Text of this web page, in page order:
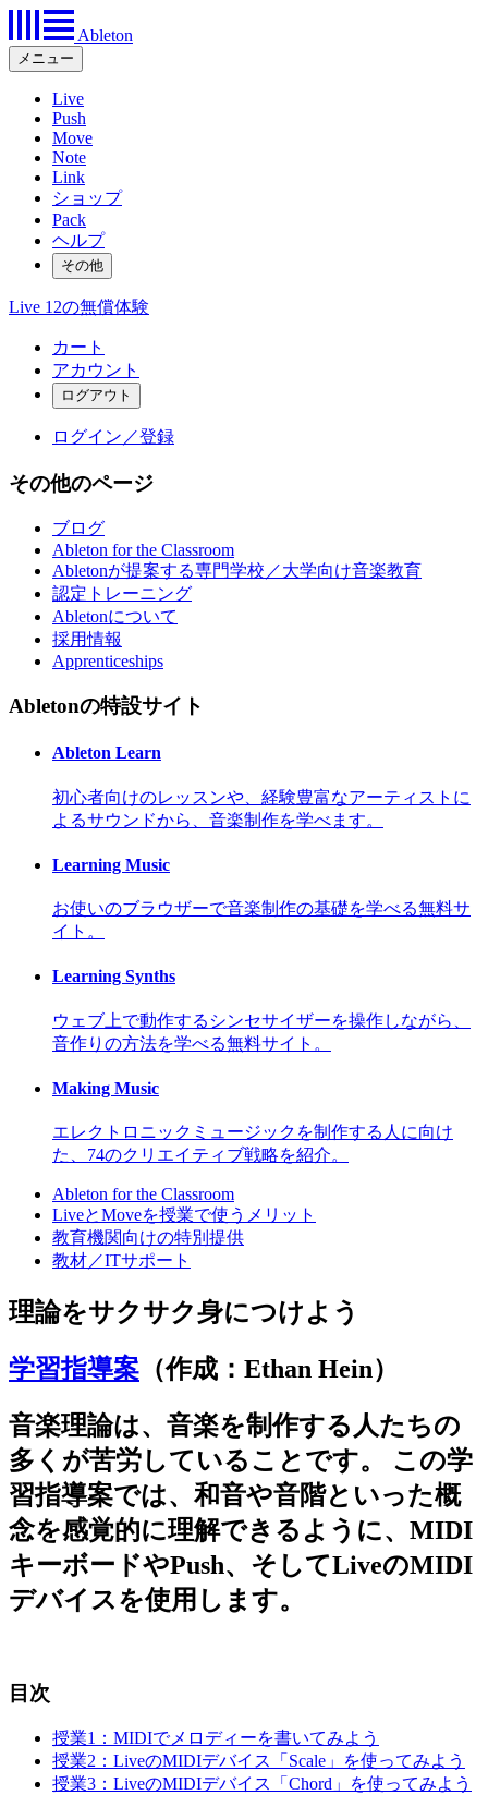
Ableton
メニュー
Live
Push
Move
Note
Link
ショップ
Pack
ヘルプ
その他
Live 12の無償体験
カート
アカウント
ログイン／登録
その他のページ
ブログ
Ableton for the Classroom
Abletonが提案する専門学校／大学向け音楽教育
認定トレーニング
Abletonについて
採用情報
Apprenticeships
Abletonの特設サイト
Ableton Learn
初心者向けのレッスンや、経験豊富なアーティストに
よるサウンドから、音楽制作を学べます。
Learning Music
お使いのブラウザーで音楽制作の基礎を学べる無料サ
イト。
Learning Synths
ウェブ上で動作するシンセサイザーを操作しながら、
音作りの方法を学べる無料サイト。
Making Music
エレクトロニックミュージックを制作する人に向け
た、74のクリエイティブ戦略を紹介。
Ableton for the Classroom
LiveとMoveを授業で使うメリット
教育機関向けの特別提供
教材／ITサポート
理論をサクサク身につけよう
学習指導案 （作成：Ethan Hein）
音楽理論は、音楽を制作する人たちの
多くが苦労していることです。 この学
習指導案では、和音や音階といった概
念を感覚的に理解できるように、MIDI
キーボードやPush、そしてLiveのMIDI
デバイスを使用します。
目次
授業1：MIDIでメロディーを書いてみよう
授業2：LiveのMIDIデバイス「Scale」を使ってみよう
授業3：LiveのMIDIデバイス「Chord」を使ってみよう